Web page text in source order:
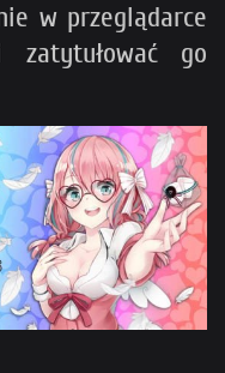
w przeglądarce
go